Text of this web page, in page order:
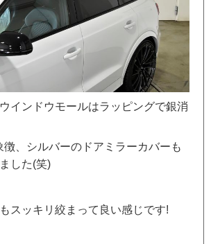
インドウモールはラッピングで銀消
徴、シルバーのドアミラーカバーも
した(笑)
スッキリ絞まって良い感じです!